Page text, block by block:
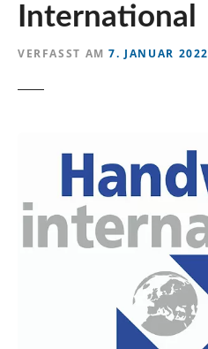
International
VERFASST AM 7. JANUAR 2022